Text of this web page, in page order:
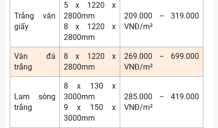
Trắng vân
giấy
5 x 1220 x
2800mm
8 x 1220 x
2800mm
209.000 – 319.000
VNĐ/m²
Vân đá
trắng
8 x 1220 x
2800mm
269.000 – 699.000
VNĐ/m²
Lam sóng
trắng
8 x 130 x
3000mm
9 x 150 x
3000mm
285.000 – 419.000
VNĐ/m²